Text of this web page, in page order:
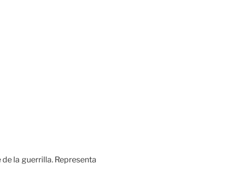
la guerrilla. Representa